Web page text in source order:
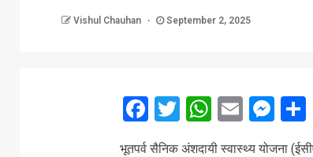
Vishul Chauhan September 2, 2025
Facebook
Twitter
WhatsApp
Email
भूतपर्व सैनिक अंशदायी स्वास्थ्य योजना